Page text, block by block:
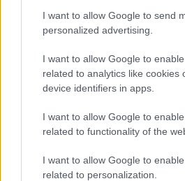
I want to allow Google to send
personalized advertising.
I want to allow Google to
related to analytics like cookies
device identifiers in apps.
I want to allow Google to
related to functionality of the
I want to allow Google to
related to personalization.
Edoardo Marchesi · 5 Ago 2026